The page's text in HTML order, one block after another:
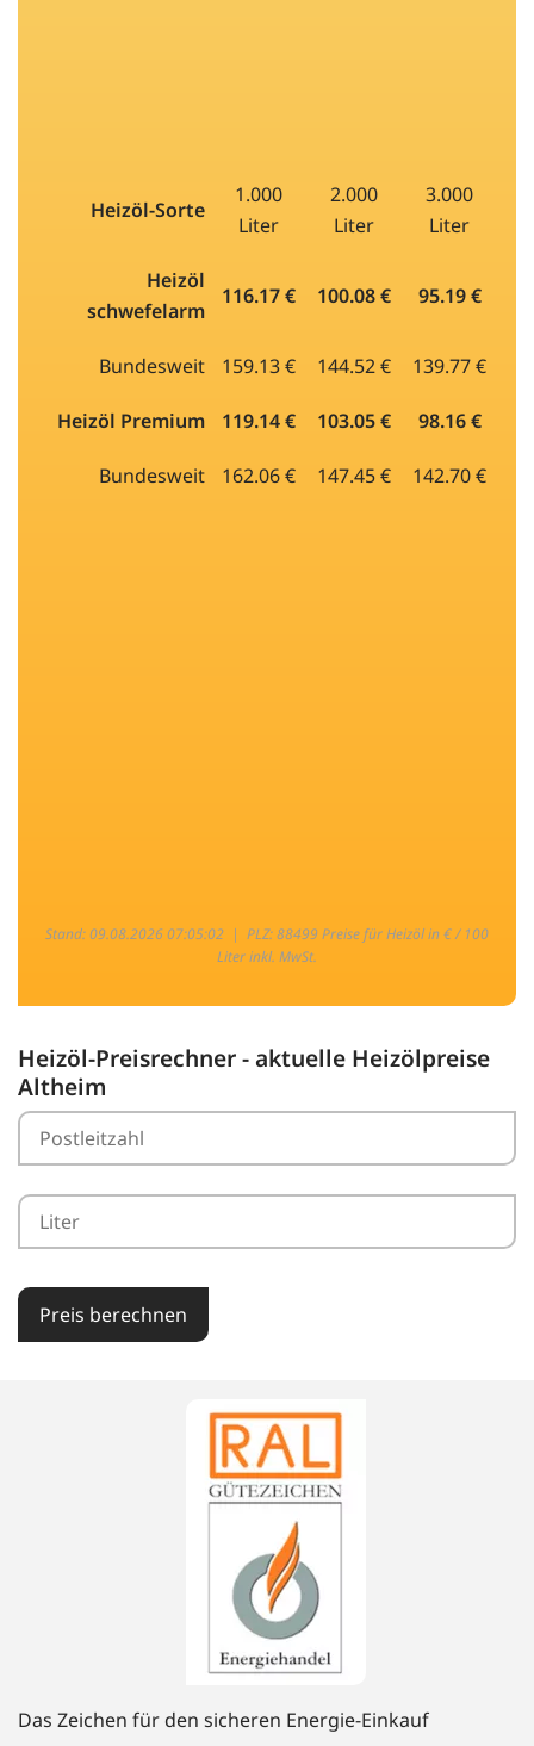
Heizöl-Sorte
1.000
Liter
2.000
Liter
3.000
Liter
Heizöl
schwefelarm
116.17 € 100.08 € 95.19 €
Bundesweit 159.13 € 144.52 € 139.77 €
Heizöl Premium 119.14 € 103.05 € 98.16 €
Bundesweit 162.06 € 147.45 € 142.70 €
Stand: 09.08.2026 07:05:02 | PLZ: 88499 Preise für Heizöl in € / 100
Liter inkl. MwSt.
Heizöl-Preisrechner - aktuelle Heizölpreise
Altheim
Preis berechnen
Das Zeichen für den sicheren Energie-Einkauf